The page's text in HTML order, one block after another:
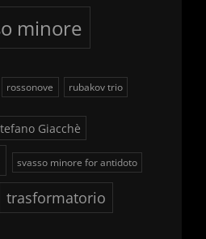
minore
rossonove rubakov trio
Giacchè
svasso minore for antidoto
trasformatorio